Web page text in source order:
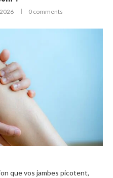
0 comments
que vos jambes picotent,